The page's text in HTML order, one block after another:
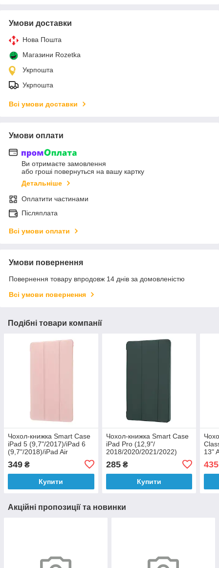
Умови доставки
Нова Пошта
Магазини Rozetka
Укрпошта
Укрпошта
Всі умови доставки
Умови оплати
Ви отримаєте замовлення
або гроші повернуться на вашу картку
Детальніше
Оплатити частинами
Післяплата
Всі умови оплати
Умови повернення
Повернення товару впродовж 14 днів за домовленістю
Всі умови повернення
Подібні товари компанії
Чохол-книжка Smart Case
iPad 5 (9,7"/2017)/iPad 6
(9,7"/2018)/iPad Air
Sand
349 ₴
Купити
Чохол-книжка Smart Case
iPad Pro (12,9"/
2018/2020/2021/2022)
(13"/2024/2025/2026)
Clear Dark Green (12)
285₴
Купити
13"
435
Акційні пропозиції та новинки